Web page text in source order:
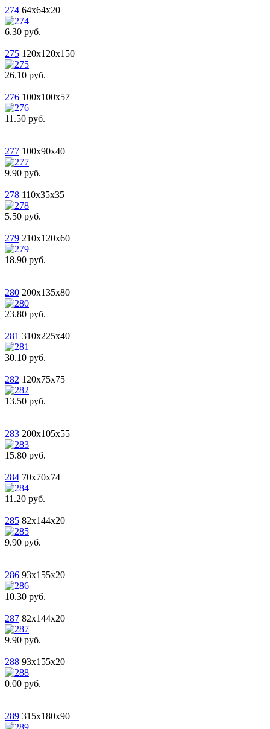
274 64x64x20
6.30 руб.
275 120x120x150
26.10 руб.
276 100x100x57
11.50 руб.
277 100x90x40
9.90 руб.
278 110x35x35
5.50 руб.
279 210x120x60
18.90 руб.
280 200x135x80
23.80 руб.
281 310x225x40
30.10 руб.
282 120x75x75
13.50 руб.
283 200x105x55
15.80 руб.
284 70x70x74
11.20 руб.
285 82x144x20
9.90 руб.
286 93x155x20
10.30 руб.
287 82x144x20
9.90 руб.
288 93x155x20
0.00 руб.
289 315x180x90